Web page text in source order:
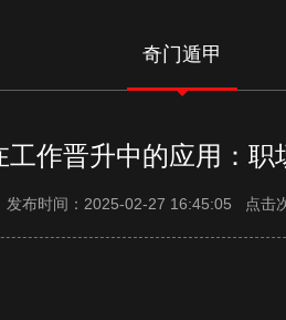
奇门遁甲
工作晋升中的应用：职
发布时间：2025-02-27 16:45:05 点击